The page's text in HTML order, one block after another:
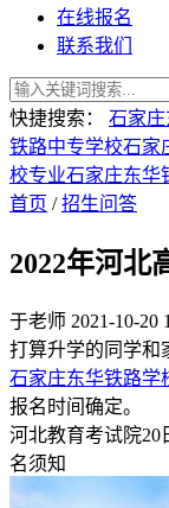
在线报名
联系我们
快捷搜索： 石家
铁路中专学校石家
校专业石家庄东华
首页 /招生问答
2022年河北
于老师 2021-10-20
打算升学的同学和
石家庄东华铁路学
报名时间确定。
河北教育考试院20
名须知